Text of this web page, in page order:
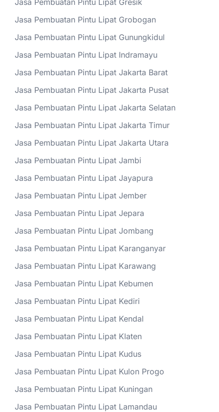
Jasa Pembuatan Pintu Lipat Grobogan
Jasa Pembuatan Pintu Lipat Gunungkidul
Jasa Pembuatan Pintu Lipat Indramayu
Jasa Pembuatan Pintu Lipat Jakarta Barat
Jasa Pembuatan Pintu Lipat Jakarta Pusat
Jasa Pembuatan Pintu Lipat Jakarta Selatan
Jasa Pembuatan Pintu Lipat Jakarta Timur
Jasa Pembuatan Pintu Lipat Jakarta Utara
Jasa Pembuatan Pintu Lipat Jambi
Jasa Pembuatan Pintu Lipat Jayapura
Jasa Pembuatan Pintu Lipat Jember
Jasa Pembuatan Pintu Lipat Jepara
Jasa Pembuatan Pintu Lipat Jombang
Jasa Pembuatan Pintu Lipat Karanganyar
Jasa Pembuatan Pintu Lipat Karawang
Jasa Pembuatan Pintu Lipat Kebumen
Jasa Pembuatan Pintu Lipat Kediri
Jasa Pembuatan Pintu Lipat Kendal
Jasa Pembuatan Pintu Lipat Klaten
Jasa Pembuatan Pintu Lipat Kudus
Jasa Pembuatan Pintu Lipat Kulon Progo
Jasa Pembuatan Pintu Lipat Kuningan
Jasa Pembuatan Pintu Lipat Lamandau